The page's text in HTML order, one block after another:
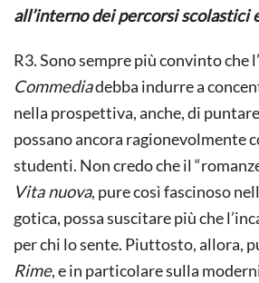
all’interno dei percorsi scolastici
R3. Sono sempre più convinto che
Commediadebba indurre a
nella prospettiva, anche, di
possano ancora ragionevolmente
studenti. Non credo che il
Vita nuova, pure così fascinoso
gotica, possa suscitare più che
per chi lo sente. Piuttosto, allora,
Rime, e in particolare sulla